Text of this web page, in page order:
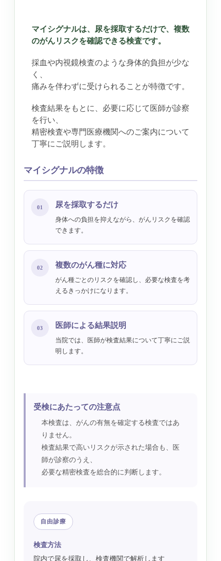
マイシグナルは、尿を採取するだけで、複数
のがんリスクを確認できる検査です。
採血や内視鏡検査のような身体的負担が少な
く、
痛みを伴わずに受けられることが特徴です。
検査結果をもとに、必要に応じて医師が診察
を行い、
精密検査や専門医療機関へのご案内について
丁寧にご説明します。
マイシグナルの特徴
01 尿を採取するだけ
身体への負担を抑えながら、がんリスクを確認
できます。
02 複数のがん種に対応
がん種ごとのリスクを確認し、必要な検査を考
えるきっかけになります。
03 医師による結果説明
当院では、医師が検査結果について丁寧にご説
明します。
受検にあたっての注意点
本検査は、がんの有無を確定する検査ではあ
りません。
検査結果で高いリスクが示された場合も、医
師が診察のうえ、
必要な精密検査を総合的に判断します。
自由診療
検査方法
院内で尿を採取し、検査機関で解析します